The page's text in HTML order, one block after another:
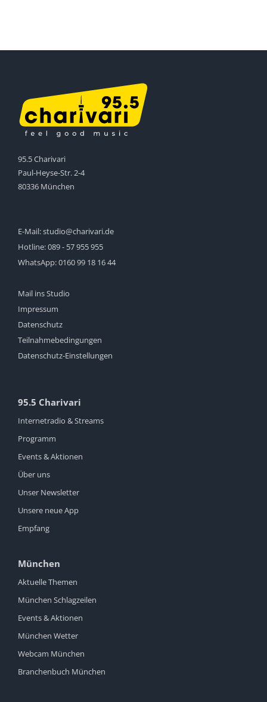
95.5 Charivari
Paul-Heyse-Str. 2-4
80336 München
E-Mail:studio@charivari.de
Hotline:089 - 57 955 955
WhatsApp:0160 99 18 16 44
Mail ins Studio
Impressum
Datenschutz
Teilnahmebedingungen
Datenschutz-Einstellungen
95.5 Charivari
Internetradio & Streams
Programm
Events & Aktionen
Über uns
Unser Newsletter
Unsere neue App
Empfang
München
Aktuelle Themen
München Schlagzeilen
Events & Aktionen
München Wetter
Webcam München
Branchenbuch München